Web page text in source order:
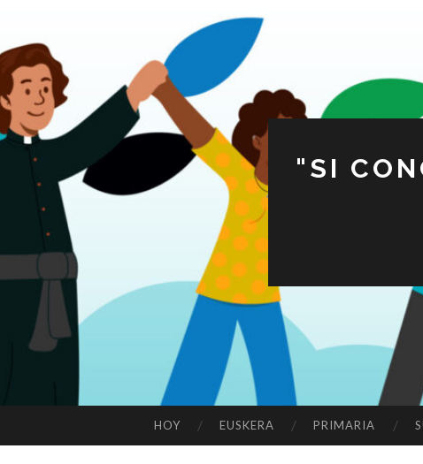
"SI
AL
HOY EUSKERA PRIMARIA